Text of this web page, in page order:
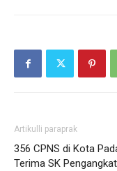
Artikulli paraprak
356 CPNS di Kota
Terima SK